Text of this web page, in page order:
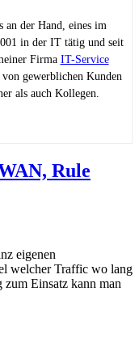
an der Hand, eines im
in der IT tätig und seit
Firma IT-Service
gewerblichen Kunden
als auch Kollegen.
Rule
eigenen
welcher Traffic wo lang
Einsatz kann man